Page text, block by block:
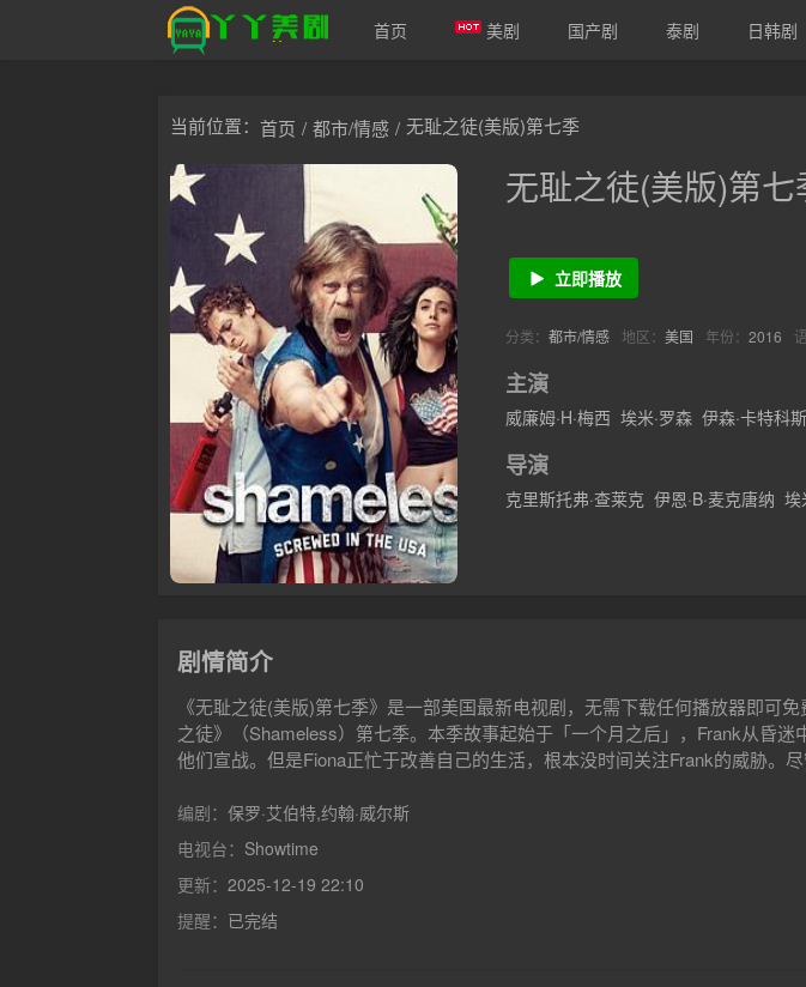
爱美剧
首页 美剧 国产剧 泰剧 日韩剧
当前位置： 首页 / 都市/情感 / 无耻之徒(美版)第七季
无耻之徒(美版)第七
立即播放
分类： 都市/情感 地区： 美国 年份： 2016
主演
威廉姆·H·梅西 埃米·罗森 伊森·卡特科
导演
克里斯托弗·查莱克 伊恩·B·麦克唐纳 埃
剧情简介
《无耻之徒(美版)第七季》是一部美国最新电视剧，无需下载任何播放器即可
之徒》（Shameless）第七季。本季故事起始于「一个月之后」，Frank从昏
他们宣战。但是Fiona正忙于改善自己的生活，根本没时间关注Frank的威胁。
Gallagher家的金童Lip完成了康复治疗，带着对酗酒问题的新认识回来了，他对
经精神很不稳定的Ian如今有了一份正式职业（急救员），还收获了令人满意的
好母亲，即将成年的Carl必须做出一些重大决定。Fiona决心自己要活出个人样
她这个主心骨的情况下是否会分崩离析？AliciaCoppola扮演严肃的蓝领女性Sue
员的监管人。ArdenMyrin扮演无家可归的NewMonica/Delores，与Frank发生了
编剧： 保罗·艾伯特,约翰·威尔斯
电视台： Showtime
更新： 2025-12-19 22:10
提醒： 已完结